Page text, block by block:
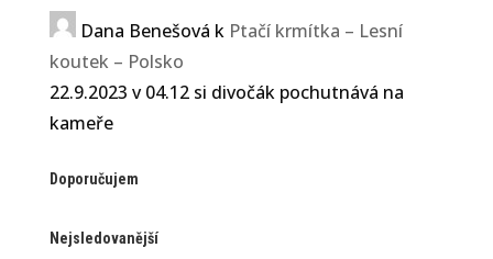
Dana Benešová k Ptačí krmítka – Lesní
koutek – Polsko
22.9.2023 v 04.12 si divočák pochutnává na
kameře
Doporučujem
Nejsledovanější